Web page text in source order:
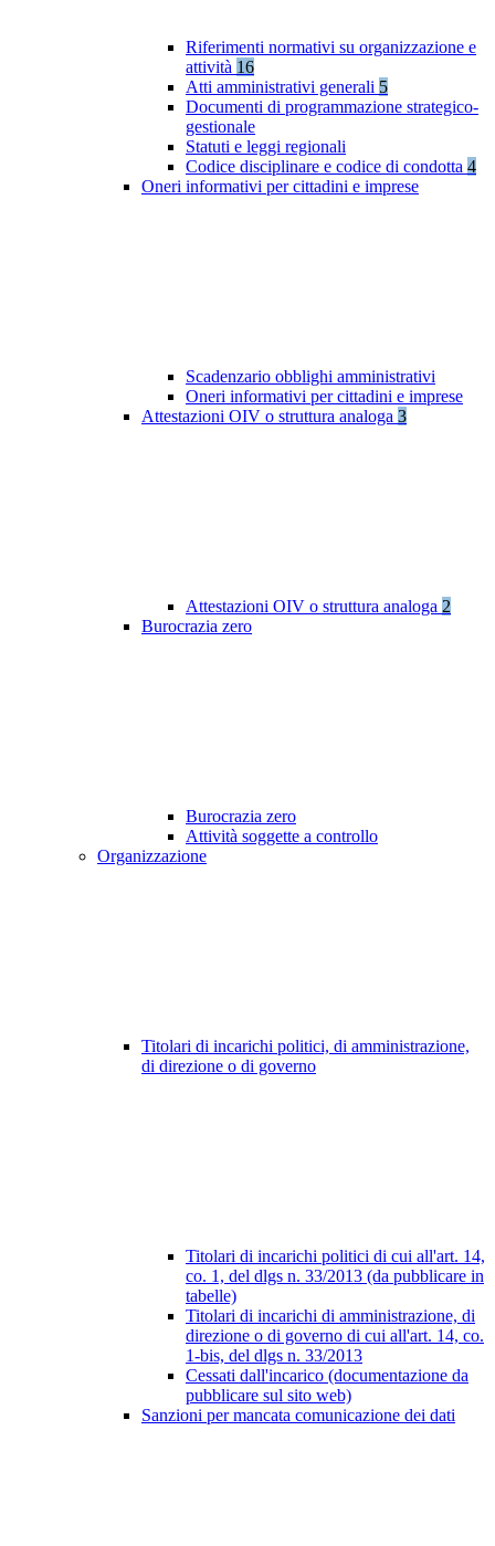
Riferimenti normativi su organizzazione e
attività 16
Atti amministrativi generali 5
Documenti di programmazione strategico-
gestionale
Statuti e leggi regionali
Codice disciplinare e codice di condotta 4
Oneri informativi per cittadini e imprese
Scadenzario obblighi amministrativi
Oneri informativi per cittadini e imprese
Attestazioni OIV o struttura analoga 3
Attestazioni OIV o struttura analoga 2
Burocrazia zero
Burocrazia zero
Attività soggette a controllo
Organizzazione
Titolari di incarichi politici, di amministrazione,
di direzione o di governo
Titolari di incarichi politici di cui all'art. 14,
co. 1, del dlgs n. 33/2013 (da pubblicare in
tabelle)
Titolari di incarichi di amministrazione, di
direzione o di governo di cui all'art. 14, co.
1-bis, del dlgs n. 33/2013
Cessati dall'incarico (documentazione da
pubblicare sul sito web)
Sanzioni per mancata comunicazione dei dati